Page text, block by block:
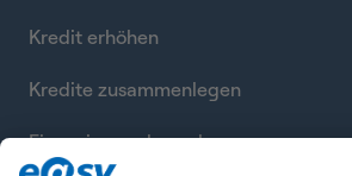
Kredit erhöhen
Kredite zusammenlegen
Finanzierung berechnen